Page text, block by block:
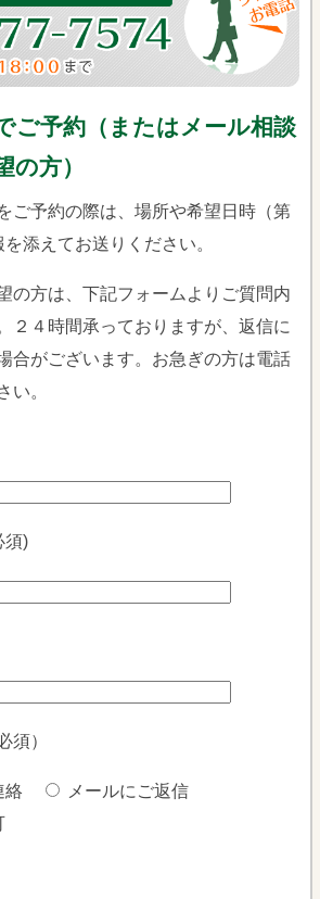
ご予約（またはメール相談
の方）
ご予約の際は、場所や希望日時（第
添えてお送りください。
の方は、下記フォームよりご質問内
２４時間承っておりますが、返信に
合がございます。お急ぎの方は電話
い。
須)
須）
絡
メールにご返信